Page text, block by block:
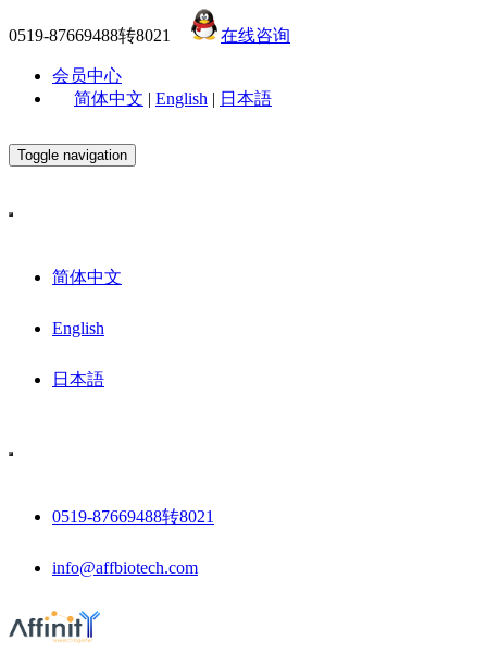
0519-87669488转8021 在线咨询
会员中心
简体中文 | English | 日本語
Toggle navigation
简体中文
English
日本語
0519-87669488转8021
info@affbiotech.com